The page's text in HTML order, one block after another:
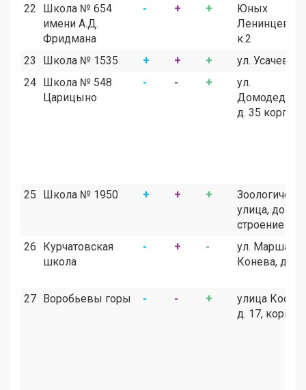
22
Школа № 654
имени А.Д.
Фридмана
- + +
Юных
Ленинцев,
к.2
23
Школа № 1535 + + +
ул. Усачева,
24 Школа № 548
Царицыно
- - +
ул.
д. 35 корп. 2
25 Школа № 1950 + + +
улица, дом
строение 1
26
Курчатовская
школа
- + -
ул. Маршала
Конева, д. 10
27 Воробьевы горы - - +
улица
д. 17, корпус